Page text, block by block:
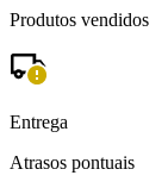
Produtos vendidos
Entrega
Atrasos pontuais